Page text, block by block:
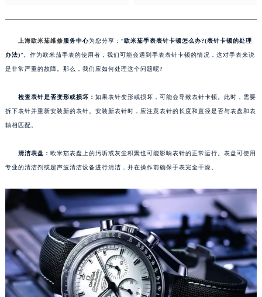
上海欧米茄维修服务中心为您分享：“欧米茄手表表针卡顿怎么办?(表针卡顿的处理
办法)”。作为欧米茄手表的使用者，我们可能会遇到手表表针卡顿的情况，这对手表来说
是非常严重的故障。那么，我们应如何处理这个问题呢?
检查表针是否变形或损坏： 如果表针变形或损坏，可能会导致表针卡顿。此时，需要
拆下表针并重新安装新的表针。安装新表针时，应注意表针的长度和直径是否与表盘和表
轴相匹配。
清洁表盘： 欧米茄表盘上的污垢或灰尘积聚也可能影响表针的正常运行。表盘可使用
专业的清洁剂或超声波清洁设备进行清洁，并在操作前确保手表完全干燥。